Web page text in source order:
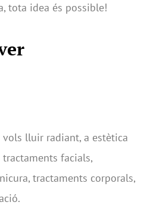
tota idea és possible!
lluir radiant, a estètica
tractaments facials,
tractaments corporals,